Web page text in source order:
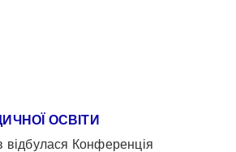
ОСВІТИ
відбулася Конференція